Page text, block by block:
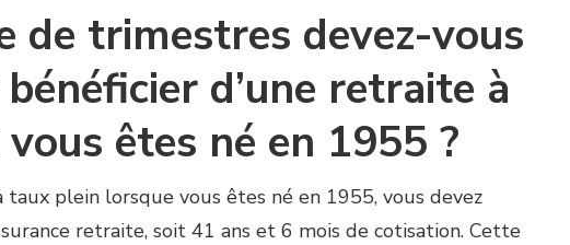
de trimestres devez-vous
d’une retraite à
êtes né en 1955 ?
plein lorsque vous êtes né en 1955, vous devez
retraite, soit 41 ans et 6 mois de cotisation. Cette